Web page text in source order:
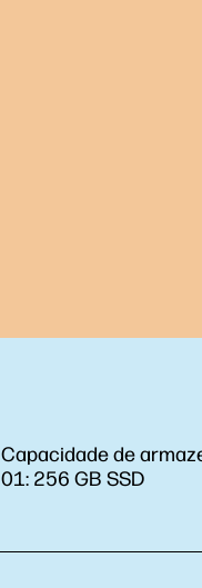
Capacidade de
01: 256 GB SSD